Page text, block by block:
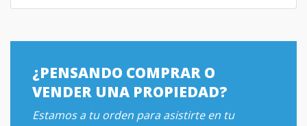
¿PENSANDO COMPRAR O
VENDER UNA PROPIEDAD?
Estamos a tu orden para asistirte en tu